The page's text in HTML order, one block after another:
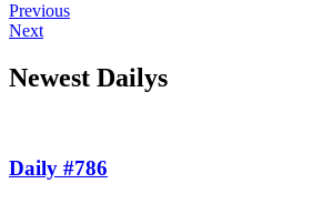
Previous
Next
Newest Dailys
Daily #786